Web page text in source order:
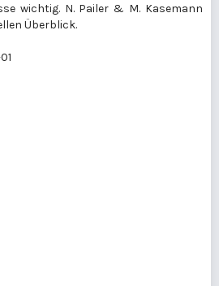
wichtig. N. Pailer & M. Kasemann
Überblick.